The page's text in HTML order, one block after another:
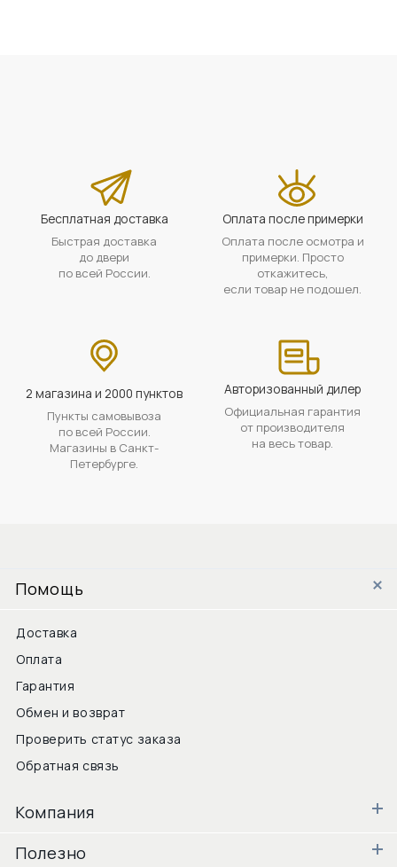
Бесплатная доставка
Быстрая доставка
до двери
по всей России.
Оплата после примерки
Оплата после осмотра и
примерки. Просто
откажитесь,
если товар не подошел.
2 магазина и 2000 пунктов
Пункты самовывоза
по всей России.
Магазины в Санкт-
Петербурге.
Авторизованный дилер
Официальная гарантия
от производителя
на весь товар.
Помощь
Доставка
Оплата
Гарантия
Обмен и возврат
Проверить статус заказа
Обратная связь
Компания
Полезно